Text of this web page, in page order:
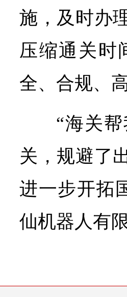
施，及时办
压缩通关时
全、合规、
“海关
关，规避了
进一步开拓
仙机器人有